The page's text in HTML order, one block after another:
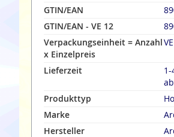
GTIN/EAN
GTIN/EAN - VE 12
Verpackungseinheit = Anzahl
x Einzelpreis
Lieferzeit
Produkttyp
Marke
Hersteller